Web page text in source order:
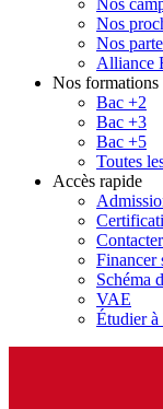
Nos
Nos
Alliance
Nos formations
Bac +2
Bac +3
Bac +5
Toutes
Accès rapide
Financer
Schéma
VAE
Étudier